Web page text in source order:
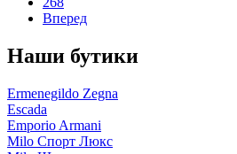
Вперед
Наши бутики
Ermenegildo Zegna
Escada
Emporio Armani
Milo Спорт Люкс